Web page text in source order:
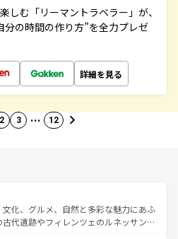
しむ「リーマントラベラー」が、
の時間の作り方”を全力プレゼ
詳細を見る
2 3 … 12
化、グルメ、自然と多彩な魅力にあふ
古代遺跡やフィレンツェのルネッサンス